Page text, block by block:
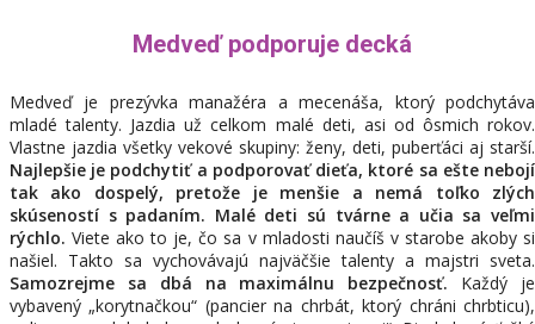
Medveď podporuje decká
Medveď je prezývka manažéra a mecenáša, ktorý podchytáva
mladé talenty. Jazdia už celkom malé deti, asi od ôsmich rokov.
Vlastne jazdia všetky vekové skupiny: ženy, deti, puberťáci aj starší.
Najlepšie je podchytiť a podporovať dieťa, ktoré sa ešte nebojí
tak ako dospelý, pretože je menšie a nemá toľko zlých
skúseností s padaním. Malé deti sú tvárne a učia sa veľmi
rýchlo. Viete ako to je, čo sa v mladosti naučíš v starobe akoby si
našiel. Takto sa vychovávajú najväčšie talenty a majstri sveta.
Samozrejme sa dbá na maximálnu bezpečnosť. Každý je
vybavený „korytnačkou“ (pancier na chrbát, ktorý chráni chrbticu),